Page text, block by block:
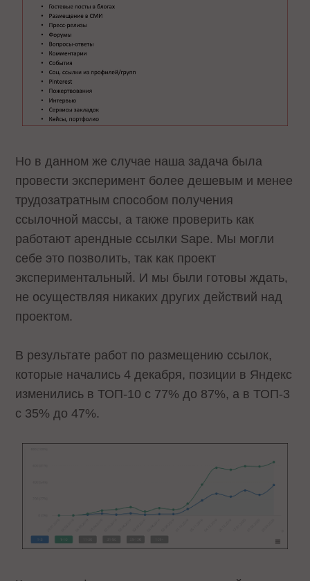
Но в данном же случае наша задача была
провести эксперимент более дешевым и менее
трудозатратным способом получения
ссылочной массы, а также проверить как
работают арендные ссылки Sape. Мы могли
себе это позволить, так как проект
экспериментальный. И мы были готовы ждать,
не осуществляя никаких других действий над
проектом.
В результате работ по размещению ссылок,
которые начались 4 декабря, позиции в Яндекс
изменились в ТОП-10 с 77% до 87%, а в ТОП-3
с 35% до 47%.